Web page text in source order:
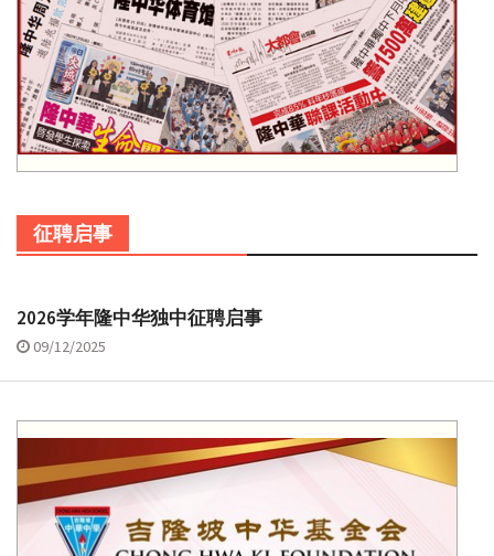
征聘启事
2026学年隆中华独中征聘启事
09/12/2025